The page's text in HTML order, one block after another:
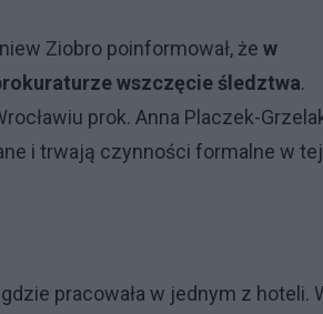
Ziobro poinformował, że w
wszczęcie śledztwa.
prok. Anna Placzek-
i trwają czynności formalne w tej
pracowała w jednym z hoteli.